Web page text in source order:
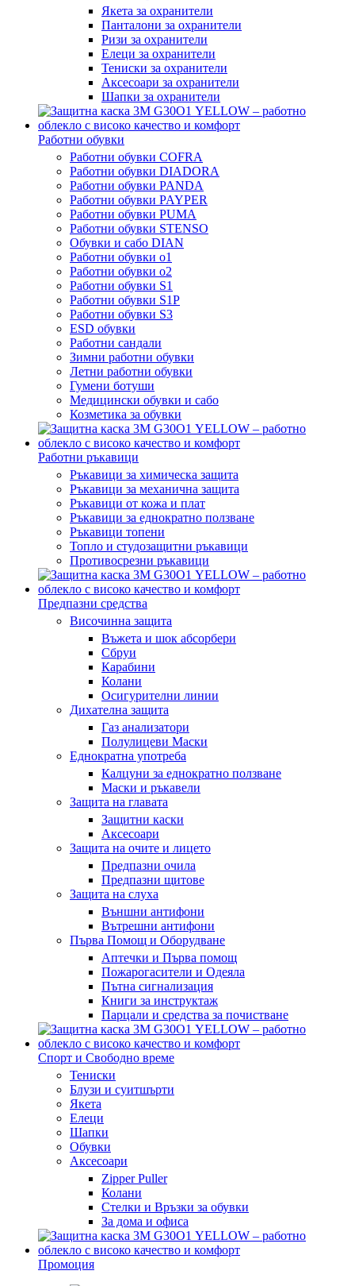
Якета за охранители
Панталони за охранители
Ризи за охранители
Елеци за охранители
Тениски за охранители
Аксесоари за охранители
Шапки за охранители
Работни обувки
Работни обувки COFRA
Работни обувки DIADORA
Работни обувки PANDA
Работни обувки PAYPER
Работни обувки PUMA
Работни обувки STENSO
Обувки и сабо DIAN
Работни обувки o1
Работни обувки o2
Работни обувки S1
Работни обувки S1P
Работни обувки S3
ESD обувки
Работни сандали
Зимни работни обувки
Летни работни обувки
Гумени ботуши
Медицински обувки и сабо
Козметика за обувки
Работни ръкавици
Ръкавици за химическа защита
Ръкавици за механична защита
Ръкавици от кожа и плат
Ръкавици за еднократно ползване
Ръкавици топени
Топло и студозащитни ръкавици
Противосрезни ръкавици
Предпазни средства
Височинна защита
Въжета и шок абсорбери
Сбруи
Карабини
Колани
Осигурителни линии
Дихателна защита
Газ анализатори
Полулицеви Маски
Еднократна употреба
Калцуни за еднократно ползване
Маски и ръкавели
Защита на главата
Защитни каски
Аксесоари
Защита на очите и лицето
Предпазни очила
Предпазни щитове
Защита на слуха
Външни антифони
Вътрешни антифони
Първа Помощ и Оборудване
Аптечки и Първа помощ
Пожарогасители и Одеяла
Пътна сигнализация
Книги за инструктаж
Парцали и средства за почистване
Спорт и Свободно време
Тениски
Блузи и суитшърти
Якета
Елеци
Шапки
Обувки
Аксесоари
Zipper Puller
Колани
Стелки и Връзки за обувки
За дома и офиса
Промоция